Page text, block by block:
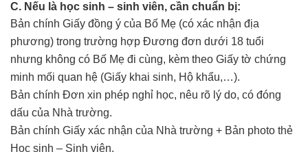
C. Nếu là học sinh – sinh viên, cần chuẩn bị:
Bản chính Giấy đồng ý của Bố Mẹ (có xác nhận địa
phương) trong trường hợp Đương đơn dưới 18 tuổi
nhưng không có Bố Mẹ đi cùng, kèm theo Giấy tờ chứng
minh mối quan hệ (Giấy khai sinh, Hộ khẩu,…).
Bản chính Đơn xin phép nghỉ học, nêu rõ lý do, có đóng
dấu của Nhà trường.
Bản chính Giấy xác nhận của Nhà trường + Bản photo thẻ
Học sinh – Sinh viên.